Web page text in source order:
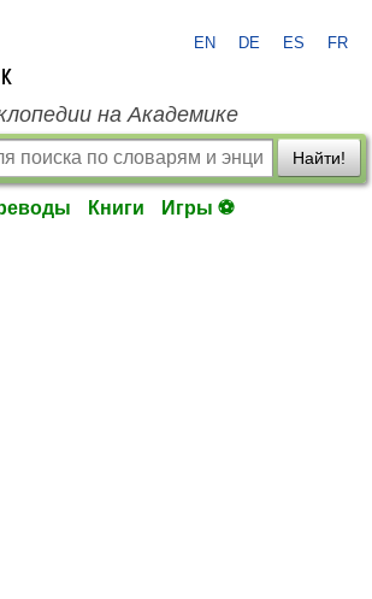
EN DE ES FR
на Академике
Найти!
Книги Игры ⚽